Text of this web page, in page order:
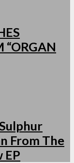
“ORGAN
From The
EP